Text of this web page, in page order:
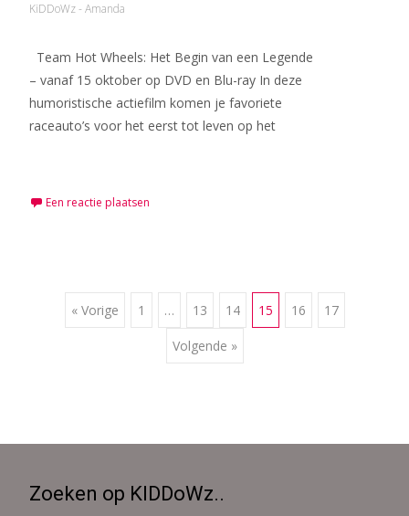
KiDDoWz - Amanda
Team Hot Wheels: Het Begin van een Legende
– vanaf 15 oktober op DVD en Blu-ray In deze
humoristische actiefilm komen je favoriete
raceauto’s voor het eerst tot leven op het
Een reactie plaatsen
Berichten
navigatie
« Vorige 1 … 13 14 15 16 17
Volgende »
Zoeken op KIDDoWz..